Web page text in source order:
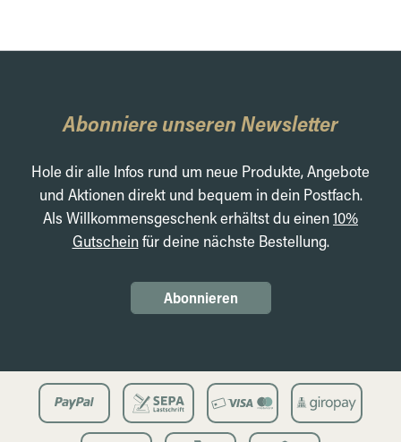
Abonniere unseren Newsletter
Hole dir alle Infos rund um neue Produkte, Angebote
und Aktionen direkt und bequem in dein Postfach.
Als Willkommensgeschenk erhältst du einen10%
Gutscheinfür deine nächste Bestellung.
Abonnieren